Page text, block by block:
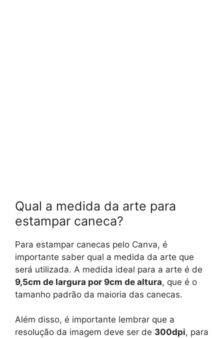
Qual a medida da arte para
estampar caneca?
Para estampar canecas pelo Canva, é
importante saber qual a medida da arte que
será utilizada. A medida ideal para a arte é de
9,5cm de largura por 9cm de altura, que é o
tamanho padrão da maioria das canecas.
Além disso, é importante lembrar que a
resolução da imagem deve ser de 300dpi, para